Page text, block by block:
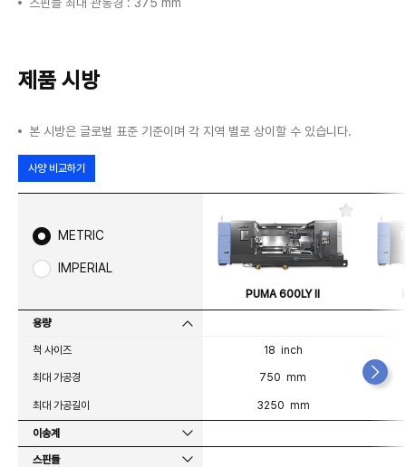
제품 시방
본 시방은 글로벌 표준 기준이며 각 지역 별로 상이할 수 있습니다.
사양 비교하기
METRIC
IMPERIAL
용량
척 사이즈
최대 가공경
최대 가공길이
이송계
스핀들
기
PUMA 600LY II
18 inch
750 mm
3250 mm